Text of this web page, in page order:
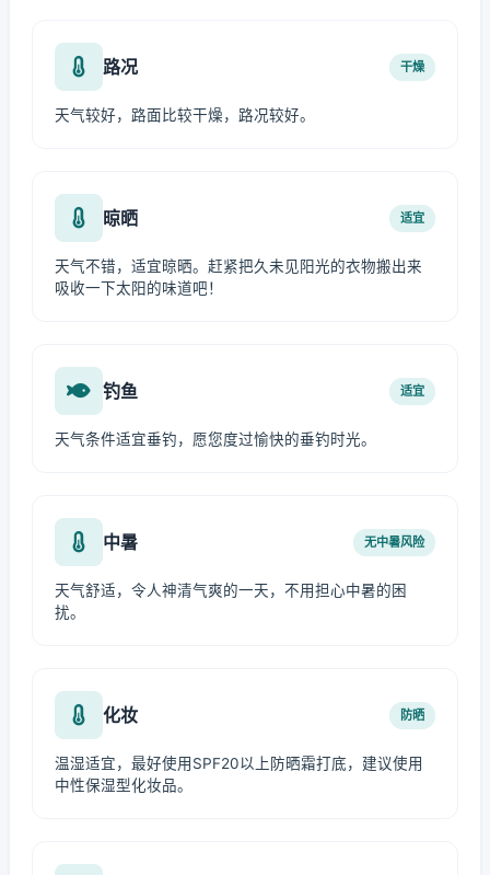
路况 干燥
天气较好，路面比较干燥，路况较好。
晾晒 适宜
天气不错，适宜晾晒。赶紧把久未见阳光的衣物搬出来
吸收一下太阳的味道吧！
钓鱼 适宜
天气条件适宜垂钓，愿您度过愉快的垂钓时光。
中暑 无中暑风险
天气舒适，令人神清气爽的一天，不用担心中暑的困
扰。
化妆 防晒
温湿适宜，最好使用SPF20以上防晒霜打底，建议使用
中性保湿型化妆品。